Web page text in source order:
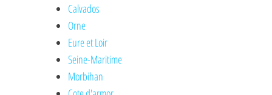
Calvados
Orne
Eure et Loir
Seine-Maritime
Morbihan